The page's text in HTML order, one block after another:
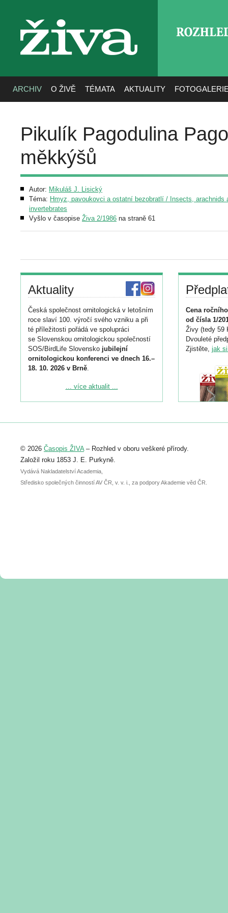
živa
ARCHIV O ŽIVĚ TÉMATA AKTUALITY
Pikulík Pagodulina
měkkýšů
Autor: Mikuláš J. Lisický
Téma: Hmyz, pavoukovci a ostatní bezobratlí / Insects, arachnids
invertebrates
Vyšlo v časopise Živa 2/1986 na straně 61
Aktuality
Česká společnost ornitologická v letošním
roce slaví 100. výročí svého vzniku a při
té příležitosti pořádá ve spolupráci
se Slovenskou ornitologickou společností
SOS/BirdLife Slovensko jubilejní
ornitologickou konferenci ve dnech 16.–
18. 10. 2026 v Brně.
Podrobnější informace ke konferenci
Registrovat se můžete do 6. září.
abstraktu přihlášené přednášky nebo
posteru je už 30. června.
... více aktualit ...
Cena
od čísla 1/
Živy (tedy 59
Dvouleté
Zjistěte, jak
© 2026 Časopis ŽIVA– Rozhled v oboru veškeré přírody.
Založil roku 1853 J. E. Purkyně.
Vydává Nakladatelství Academia,
Středisko společných činností AV ČR, v. v. i., za podpory Akademie věd ČR.